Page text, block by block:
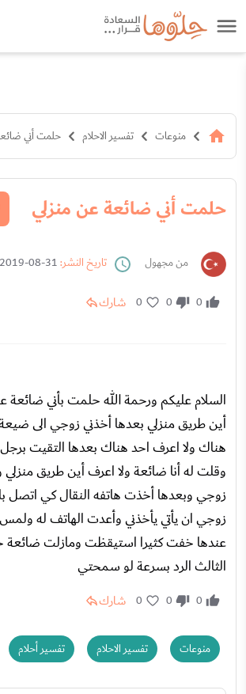
منوعات تفسير الاحلام حلمت أني
حلمت أني ضائعة عن منزلي
من مجهول تاريخ النشر:
0
0
0 شارك
السلام عليكم ورحمة الله حلمت بأني ضائعة
أين طريق منزلي بعدها أخذني زوجي الى
هناك ولا اعرف احد هناك بعدها التقيت
وقلت له أنا ضائعة ولا اعرف أين طريق منزلي
زوجي وبعدها أخذت هاتفه النقال كي اتصل
زوجي ان يأتي يأخذني وأعدت الهاتف له
عندها خفت كثيرا استيقظت ومازلت ضائعة
الثالث الرد بسرعة لو سمحتي
0
0
0 شارك
منوعات تفسير الاحلام تفسير أحلام